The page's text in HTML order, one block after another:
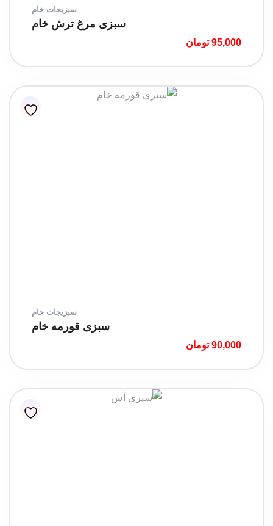
سبزیجات خام
سبزی مرغ ترش خام
95,000 تومان
سبزیجات خام
سبزی قورمه خام
90,000 تومان